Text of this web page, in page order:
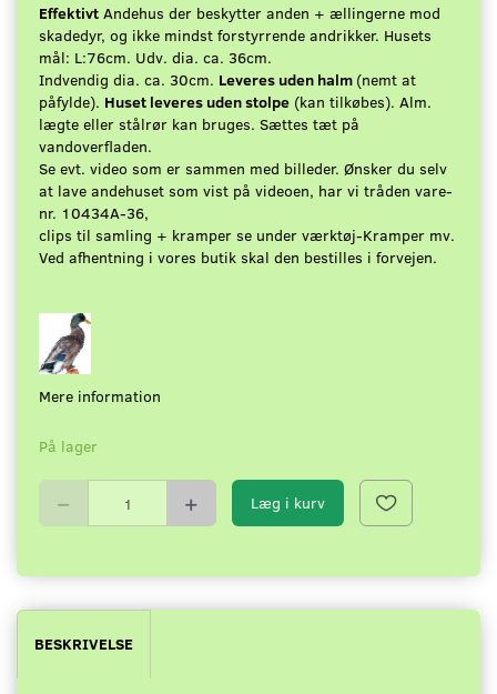
Effektivt Andehus der beskytter anden + ællingerne mod
skadedyr, og ikke mindst forstyrrende andrikker. Husets
mål: L:76cm. Udv. dia. ca. 36cm.
Indvendig dia. ca. 30cm. Leveres uden halm (nemt at
påfylde). Huset leveres uden stolpe (kan tilkøbes). Alm.
lægte eller stålrør kan bruges. Sættes tæt på
vandoverfladen.
Se evt. video som er sammen med billeder. Ønsker du selv
at lave andehuset som vist på videoen, har vi tråden vare-
nr. 10434A-36,
clips til samling + kramper se under værktøj-Kramper mv.
Ved afhentning i vores butik skal den bestilles i forvejen.
Mere information
På lager
Læg i kurv
BESKRIVELSE